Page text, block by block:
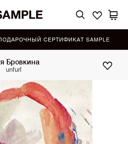
СЕРТИФИКАТ SAMPLE
Бровкина
unfurl